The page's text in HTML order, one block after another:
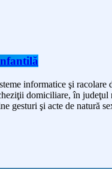
informatice şi
domiciliare, în
gesturi şi acte de natură